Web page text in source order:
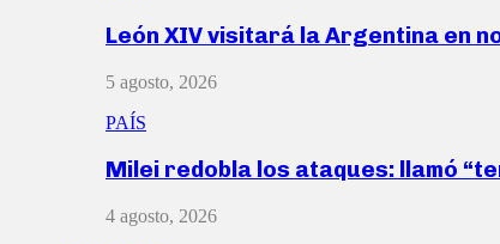
León XIV visitará la Argentina en
5 agosto, 2026
PAÍS
Milei redobla los ataques: llamó
4 agosto, 2026